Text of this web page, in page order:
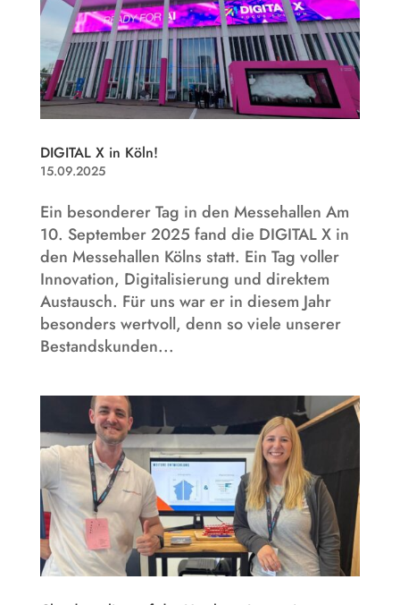
DIGITAL X in Köln!
15.09.2025
Ein besonderer Tag in den Messehallen Am
10. September 2025 fand die DIGITAL X in
den Messehallen Kölns statt. Ein Tag voller
Innovation, Digitalisierung und direktem
Austausch. Für uns war er in diesem Jahr
besonders wertvoll, denn so viele unserer
Bestandskunden...